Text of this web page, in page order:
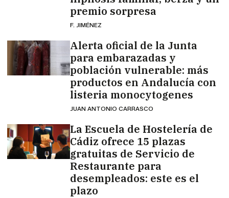
premio sorpresa
F. JIMÉNEZ
Alerta oficial de la Junta
para embarazadas y
población vulnerable: más
productos en Andalucía con
listeria monocytogenes
JUAN ANTONIO CARRASCO
La Escuela de Hostelería de
Cádiz ofrece 15 plazas
gratuitas de Servicio de
Restaurante para
desempleados: este es el
plazo